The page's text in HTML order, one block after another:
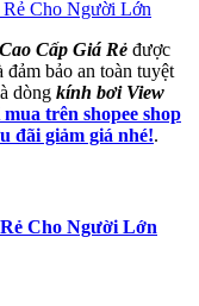
Cấp Giá Rẻ được
bảo an toàn tuyệt
dòng kính bơi View
trên shopee shop
đãi giảm giá nhé!.
Cho Người Lớn